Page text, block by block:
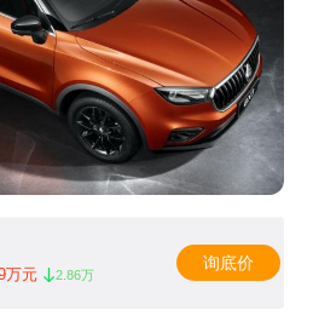
万元 2.86万
询底价